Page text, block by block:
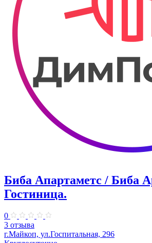
Биба Апартаметс / Биба
Гостиница.
0
3 отзыва
г.Майкоп, ул.Госпитальная, 296